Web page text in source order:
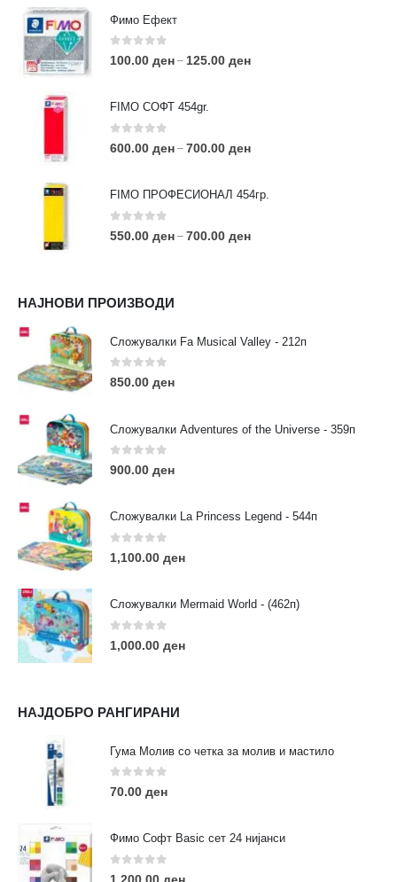
Фимо Ефект
0 out of 5
100.00 ден – 125.00 ден
FIMO СОФТ 454gr.
0out of 5
600.00 ден – 700.00 ден
FIMO ПРОФЕСИОНАЛ 454гр.
0out of 5
550.00 ден – 700.00 ден
НАЈНОВИ ПРОИЗВОДИ
Сложувалки Fa Musical Valley - 212п
0out of 5
850.00 ден
Сложувалки Adventures of the Universe - 359п
0out of 5
900.00 ден
Сложувалки La Princess Legend - 544п
0 out of 5
1,100.00 ден
Сложувалки Mermaid World - (462п)
0 out of 5
1,000.00 ден
НАЈДОБРО РАНГИРАНИ
Гума Молив со четка за молив и мастило
0out of 5
70.00 ден
Фимо Софт Basic сет 24 нијанси
0 out of 5
АДРЕСА:
ул. 3та Македонска Бригада бр.46
ТЕЛЕФОН:
0038977640534
contact@moehobi.mk
РАБОТНО ВРЕМЕ:
Пон - Саб / 09:00 - 21:00
ЛИНКОВИ
Услови за користење
Големопродажба
Кариера
За нас
Нашите локации
ПОПУЛАРНИ ТАГОВИ
eurodanvest FIMO Креативни Сетови
markers
rapitografi sketch staedtler